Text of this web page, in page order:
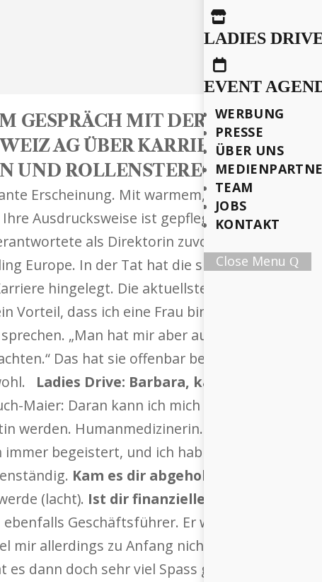

LADIES

EVENT
WERBUNG
PRESSE
ÜBER UNS
TEAM
JOBS
KONTAKT
Close Menu
GESPRÄCH MIT DER CEO VON
AG ÜBER KARRIERETRÄUME,
UND ROLLENSTEREOTYPE.
Erscheinung. Mit warmem, weichem Blick,
Ausdrucksweise ist gepflegt, präzise – aber
als Direktorin zuvor bereits bei
Europe. In der Tat hat die smarte Managerin
hingelegt. Die aktuellste Berufung führte
Vorteil, dass ich eine Frau bin“, erzählt sie uns
„Man hat mir aber auch klar gesagt,
Das hat sie offenbar beherzigt – und
Ladies Drive: Barbara, kannst du dich
Maier: Daran kann ich mich noch sehr gut
werden. Humanmedizinerin. Und
begeistert, und ich hab auch mal ein Jahr
Kam es dir abgehoben vor?
(lacht). Ist dir finanzielle Unabhängigkeit
Geschäftsführer. Er war es auch, der
mir allerdings zu Anfang nicht – weil ich so
dann doch sehr viel Spass gemacht.